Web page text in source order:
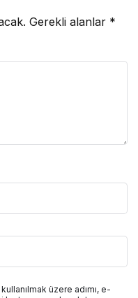
Gerekli alanlar *
üzere adımı, e-